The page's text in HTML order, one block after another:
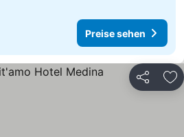
Preise sehen
Teilen